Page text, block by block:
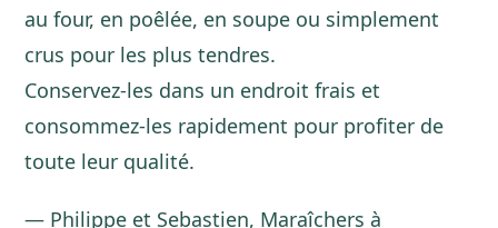
au four, en poêlée, en soupe ou simplement
crus pour les plus tendres.
Conservez-les dans un endroit frais et
consommez-les rapidement pour profiter de
toute leur qualité.
— Philippe et Sebastien, Maraîchers à